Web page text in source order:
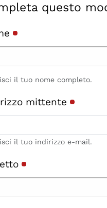
questo
il tuo nome completo.
mittente
il tuo indirizzo e-mail.